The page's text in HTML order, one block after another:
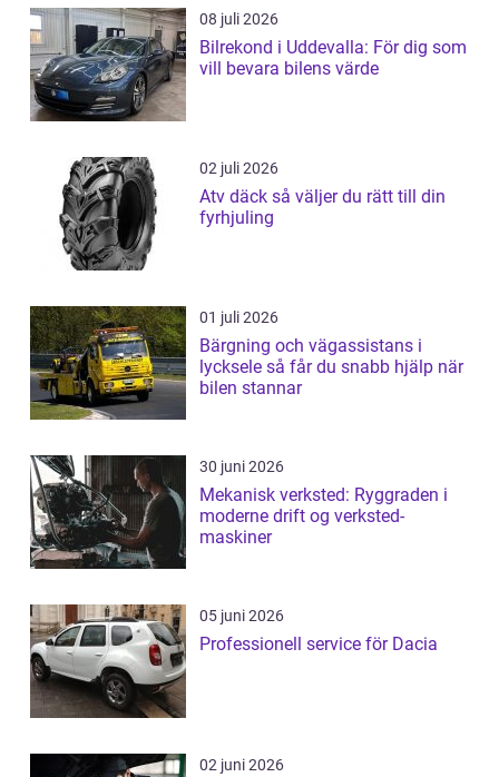
08 juli 2026
Bilrekond i Uddevalla: För dig som
vill bevara bilens värde
02 juli 2026
Atv däck så väljer du rätt till din
fyrhjuling
01 juli 2026
Bärgning och vägassistans i
lycksele så får du snabb hjälp när
bilen stannar
30 juni 2026
Mekanisk verksted: Ryggraden i
moderne drift og verksted-
maskiner
05 juni 2026
Professionell service för Dacia
02 juni 2026